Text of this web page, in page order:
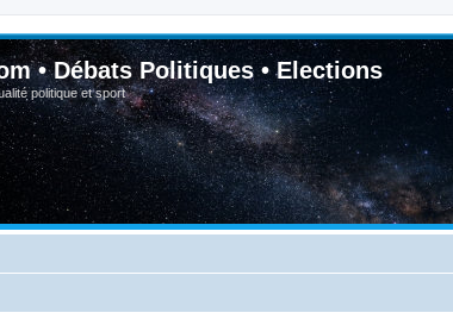
• Débats Politiques • Elections
politique et sport